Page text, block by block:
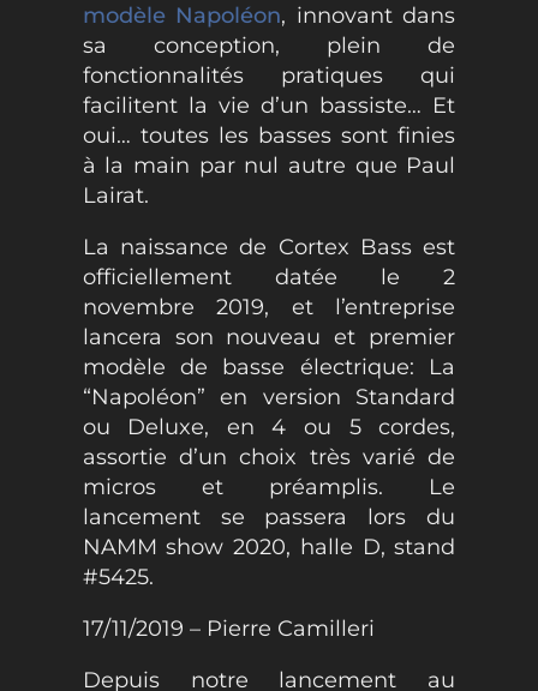
modèle Napoléon, innovant dans
sa conception, plein de
fonctionnalités pratiques qui
facilitent la vie d’un bassiste… Et
oui… toutes les basses sont finies
à la main par nul autre que Paul
Lairat.
La naissance de Cortex Bass est
officiellement datée le 2
novembre 2019, et l’entreprise
lancera son nouveau et premier
modèle de basse électrique: La
“Napoléon” en version Standard
ou Deluxe, en 4 ou 5 cordes,
assortie d’un choix très varié de
micros et préamplis. Le
lancement se passera lors du
NAMM show 2020, halle D, stand
#5425.
17/11/2019 – Pierre Camilleri
Depuis notre lancement au